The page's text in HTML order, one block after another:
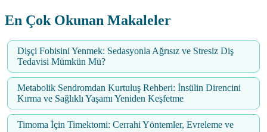
En Çok Okunan Makaleler
Dişçi Fobisini Yenmek: Sedasyonla Ağrısız ve Stresiz Diş
Tedavisi Mümkün Mü?
Metabolik Sendromdan Kurtuluş Rehberi: İnsülin Direncini
Kırma ve Sağlıklı Yaşamı Yeniden Keşfetme
Timoma İçin Timektomi: Cerrahi Yöntemler, Evreleme ve